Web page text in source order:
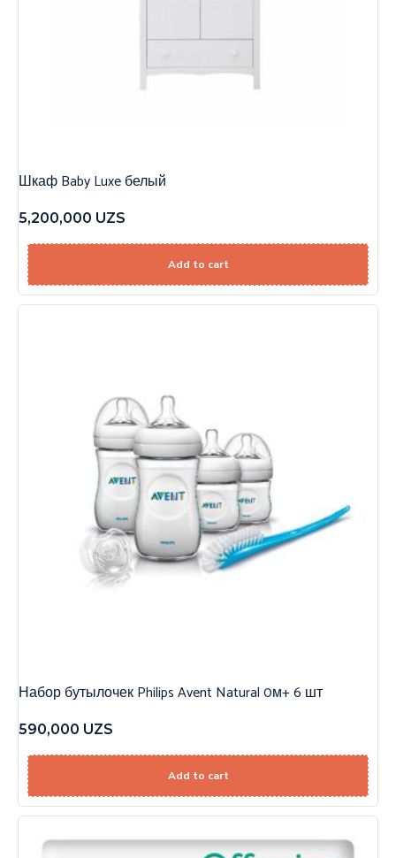
Шкаф Baby Luxe белый
5,200,000 UZS
Add to cart
Набор бутылочек Philips Avent Natural 0м+ 6 шт
590,000 UZS
Add to cart